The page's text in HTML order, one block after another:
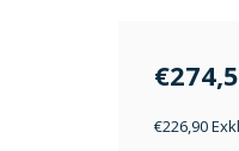
€226,90